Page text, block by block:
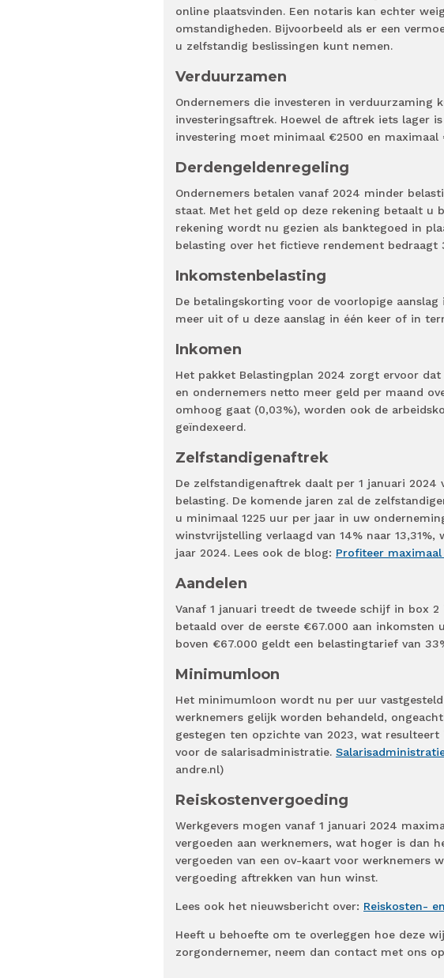
online plaatsvinden. Een notaris kan echter
omstandigheden. Bijvoorbeeld als er een
u zelfstandig beslissingen kunt nemen.
Verduurzamen
Ondernemers die investeren in verduurzaming
investeringsaftrek. Hoewel de aftrek iets lager
investering moet minimaal €2500 en maximaal
Derdengeldenregeling
Ondernemers betalen vanaf 2024 minder
staat. Met het geld op deze rekening betaalt u
rekening wordt nu gezien als banktegoed in
belasting over het fictieve rendement bedraagt
Inkomstenbelasting
De betalingskorting voor de voorlopige
meer uit of u deze aanslag in één keer of in
Inkomen
Het pakket Belastingplan 2024 zorgt ervoor
en ondernemers netto meer geld per maand
omhoog gaat (0,03%), worden ook de
geïndexeerd.
Zelfstandigenaftrek
De zelfstandigenaftrek daalt per 1 januari
belasting. De komende jaren zal de
u minimaal 1225 uur per jaar in uw
winstvrijstelling verlaagd van 14% naar
jaar 2024. Lees ook de blog: Profiteer
Aandelen
Vanaf 1 januari treedt de tweede schijf in box
betaald over de eerste €67.000 aan inkomsten
boven €67.000 geldt een belastingtarief van
Minimumloon
Het minimumloon wordt nu per uur
werknemers gelijk worden behandeld,
gestegen ten opzichte van 2023, wat
voor de salarisadministratie.
andre.nl)
Reiskostenvergoeding
Werkgevers mogen vanaf 1 januari 2024
vergoeden aan werknemers, wat hoger is dan
vergoeden van een ov-kaart voor werknemers
vergoeding aftrekken van hun winst.
Lees ook het nieuwsbericht over: Reiskosten-
Heeft u behoefte om te overleggen hoe deze
zorgondernemer, neem dan contact met ons